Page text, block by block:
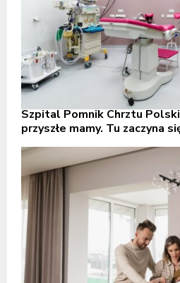
Szpital Pomnik Chrztu
przyszłe mamy. Tu zaczyna